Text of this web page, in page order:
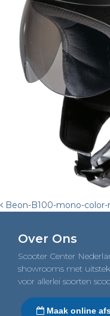
Post
navigation
Beon-B100-mono-
Over Ons
Scooter Center
showrooms met
voor allerlei soorten
Maak online